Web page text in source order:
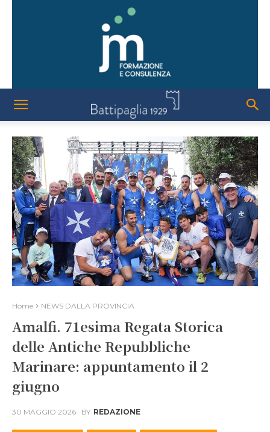
Home NEWS DALLA PROVINCIA
Amalfi. 71esima Regata Storica
delle Antiche Repubbliche
Marinare: appuntamento il 2
giugno
30 MAGGIO 2026 BY REDAZIONE